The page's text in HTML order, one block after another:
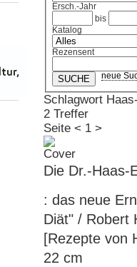
Ersch.-Jahr
bis
Katalog
Rezensent
neue
Schlagwort
2 Treffer
Seite < 1 >
Die Dr.-Haas-
: das neue
Diät" / Robert
[Rezepte von
22 cm